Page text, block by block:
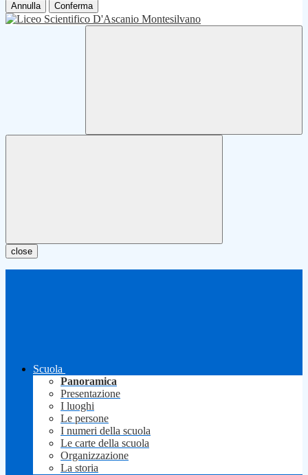
Annulla Conferma
close
Scuola
Panoramica
Presentazione
I luoghi
Le persone
I numeri della scuola
Le carte della scuola
Organizzazione
La storia